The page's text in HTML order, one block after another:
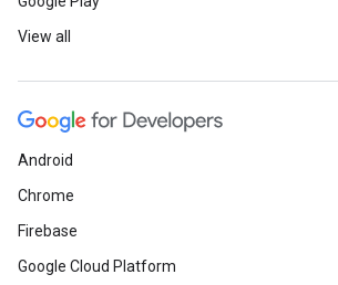
View all
Android
Chrome
Firebase
Google Cloud Platform